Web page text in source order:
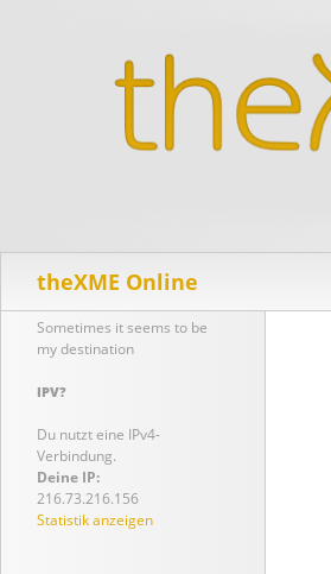
theXME Online
Sometimes it seems to be
my destination
IPV?
Du nutzt eine IPv4-
Verbindung.
Deine IP:
216.73.216.156
Statistik anzeigen